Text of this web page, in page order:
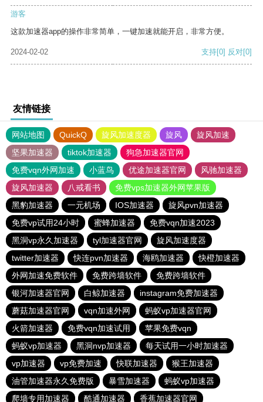
游客
这款加速器app的操作非常简单，一键加速就能开启，非常方便。
2024-02-02 支持[0] 反对[0]
友情链接
网站地图 QuickQ 旋风加速度器 旋风
旋风加速
坚果加速器
tiktok加速器
狗急加速器官网
免费vqn外网加速
小蓝鸟 优途加速器官网
风驰加速器
旋风加速器
八戒看书
免费vps加速器外网苹果版
黑豹加速器
一元机场 IOS加速器
旋风pvn加速器
免费vp试用24小时
蜜蜂加速器
免费vqn加速2023
黑洞vp永久加速器
tyl加速器官网
旋风加速度器
twitter加速器
快连pvn加速器 海鸥加速器
快橙加速器
外网加速免费软件
免费跨墙软件
免费跨墙软件
银河加速器官网
白鲸加速器
instagram免费加速器
蘑菇加速器官网
vqn加速外网
蚂蚁vp加速器官网
火箭加速器
免费vqn加速试用
苹果免费vqn
蚂蚁vp加速器
黑洞nvp加速器
每天试用一小时加速器
vp加速器
vp免费加速 快联加速器
猴王加速器
油管加速器永久免费版
暴雪加速器
蚂蚁vp加速器
爬墙专用加速器
酷通加速器 香蕉加速器官网